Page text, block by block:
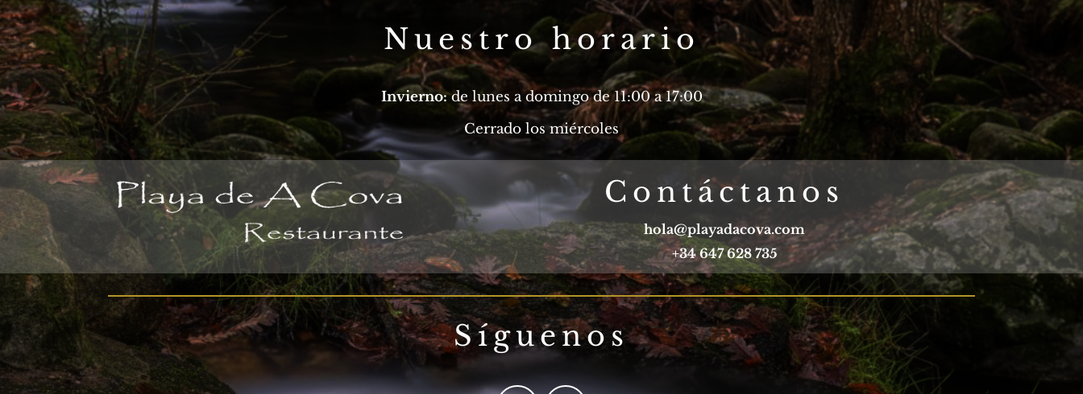
Nuestro horario
Invierno:de lunes a domingo de 11:00 a 17:00
Cerrado los miércoles
Contáctanos
hola@playadacova.com
+34 647 628 735
Síguenos